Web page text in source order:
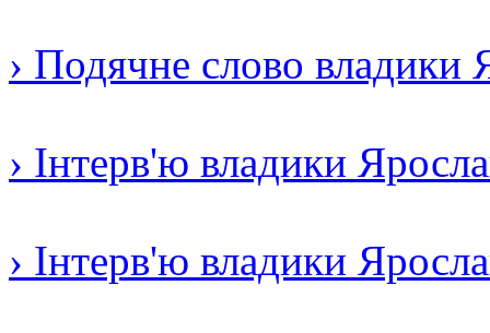
› Подячне слово владики
› Інтерв'ю владики
› Інтерв'ю владики